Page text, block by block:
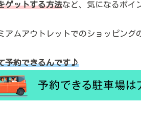
ゲットする方法など、気になるポイ
アムアウトレットでのショッピング
予約できるんです♪